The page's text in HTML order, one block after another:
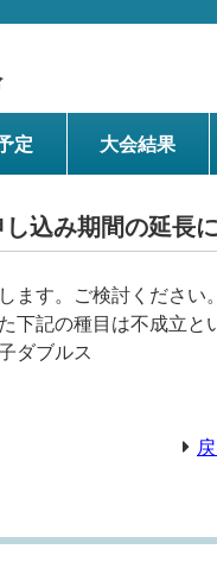
定 大会結果
込み期間の延長
ます。ご検討ください。
記の種目は不成立と
ダブルス